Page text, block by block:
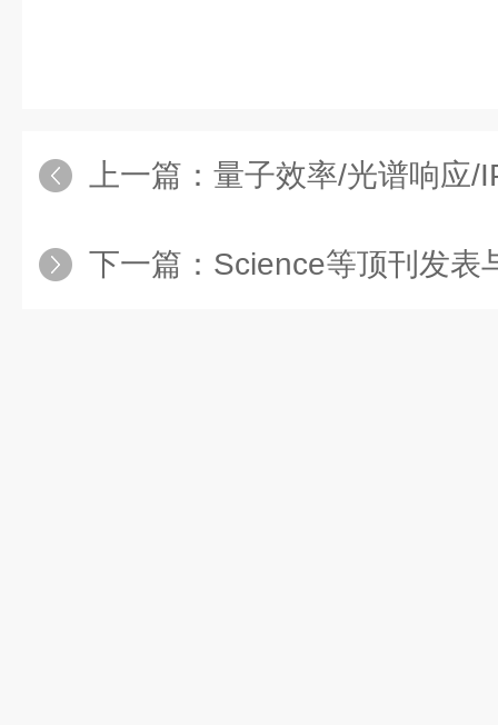
上一篇： 量子效率/光谱响应/IPCE量测技术
下一篇： Science等顶刊发表与ISO